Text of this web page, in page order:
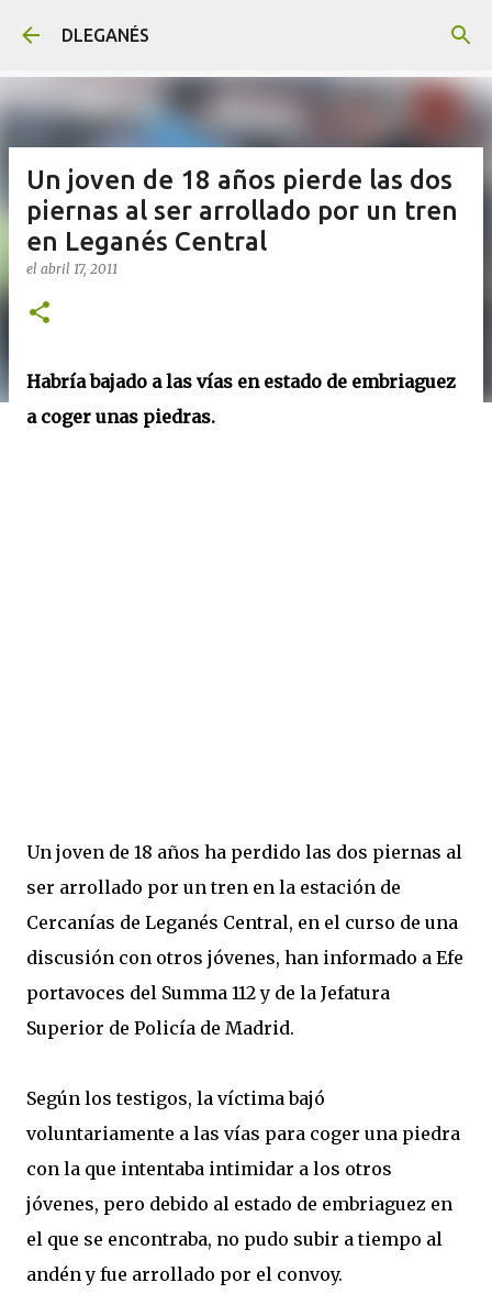
DLEGANÉS
Un joven de 18 años pierde las dos
piernas al ser arrollado por un tren
en Leganés Central
el abril 17, 2011
Habría bajado a las vías en estado de embriaguez
a coger unas piedras.
Un joven de 18 años ha perdido las dos piernas al
ser arrollado por un tren en la estación de
Cercanías de Leganés Central, en el curso de una
discusión con otros jóvenes, han informado a Efe
portavoces del Summa 112 y de la Jefatura
Superior de Policía de Madrid.
Según los testigos, la víctima bajó
voluntariamente a las vías para coger una piedra
con la que intentaba intimidar a los otros
jóvenes, pero debido al estado de embriaguez en
el que se encontraba, no pudo subir a tiempo al
andén y fue arrollado por el convoy.